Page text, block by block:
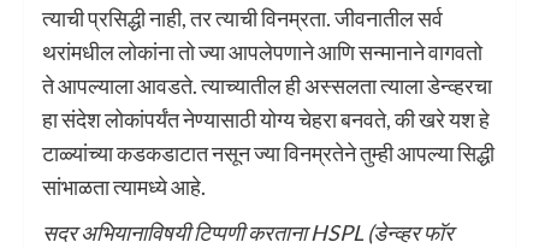
त्याची प्रसिद्धी नाही, तर त्याची विनम्रता. जीवनातील सर्व
थरांमधील लोकांना तो ज्या आपलेपणाने आणि सन्मानाने वागवतो
ते आपल्याला आवडते. त्याच्यातील ही अस्सलता त्याला डेन्व्हरचा
हा संदेश लोकांपर्यंत नेण्यासाठी योग्य चेहरा बनवते, की खरे यश हे
टाळ्यांच्या कडकडाटात नसून ज्या विनम्रतेने तुम्ही आपल्या सिद्धी
सांभाळता त्यामध्ये आहे.
सदर अभियानाविषयी टिप्पणी करताना HSPL (डेन्व्हर फॉर